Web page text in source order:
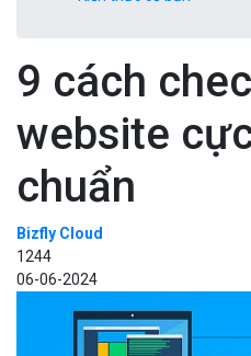
9 cách
website
chuẩn
Bizfly Cloud
1244
06-06-2024